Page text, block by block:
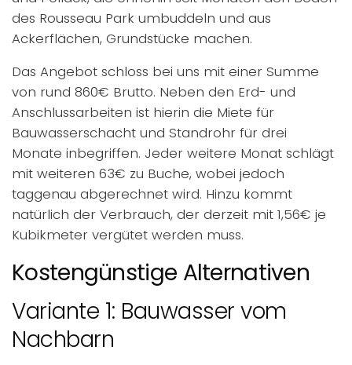
des Rousseau Park umbuddeln und aus
Ackerflächen, Grundstücke machen.
Das Angebot schloss bei uns mit einer Summe
von rund 860€ Brutto. Neben den Erd- und
Anschlussarbeiten ist hierin die Miete für
Bauwasserschacht und Standrohr für drei
Monate inbegriffen. Jeder weitere Monat schlägt
mit weiteren 63€ zu Buche, wobei jedoch
taggenau abgerechnet wird. Hinzu kommt
natürlich der Verbrauch, der derzeit mit 1,56€ je
Kubikmeter vergütet werden muss.
Kostengünstige Alternativen
Variante 1: Bauwasser vom
Nachbarn